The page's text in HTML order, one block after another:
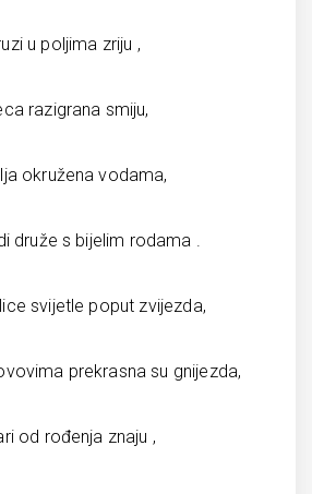
u poljima zriju ,
razigrana smiju,
okružena vodama,
druže s bijelim rodama .
svijetle poput zvijezda,
prekrasna su gnijezda,
od rođenja znaju ,